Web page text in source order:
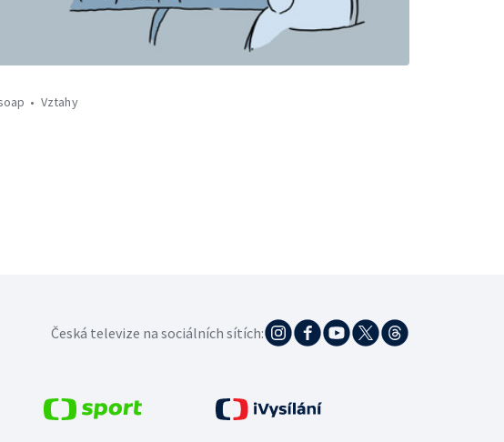
Vztahy
Česká televize na sociálních sítích: